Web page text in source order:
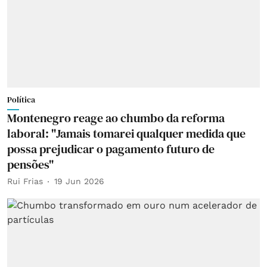
Política
Montenegro reage ao chumbo da reforma
laboral: "Jamais tomarei qualquer medida que
possa prejudicar o pagamento futuro de
pensões"
Rui Frias 19 Jun 2026